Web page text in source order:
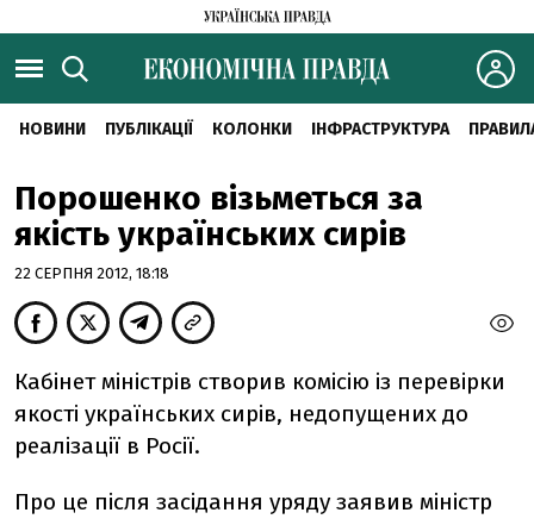
НОВИНИ ПУБЛІКАЦІЇ КОЛОНКИ ІНФРАСТРУКТУРА
Порошенко візьметься за
якість українських сирів
22 СЕРПНЯ 2012, 18:18
Кабінет міністрів створив комісію із перевірки
якості українських сирів, недопущених до
реалізації в Росії.
Про це після засідання уряду заявив міністр